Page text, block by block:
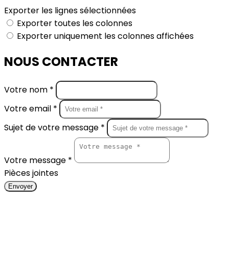
Exporter les lignes sélectionnées
Exporter toutes les colonnes
Exporter uniquement les colonnes affichées
NOUS CONTACTER
Votre nom *
Votre email *
Sujet de votre message *
Votre message *
Pièces jointes
Envoyer